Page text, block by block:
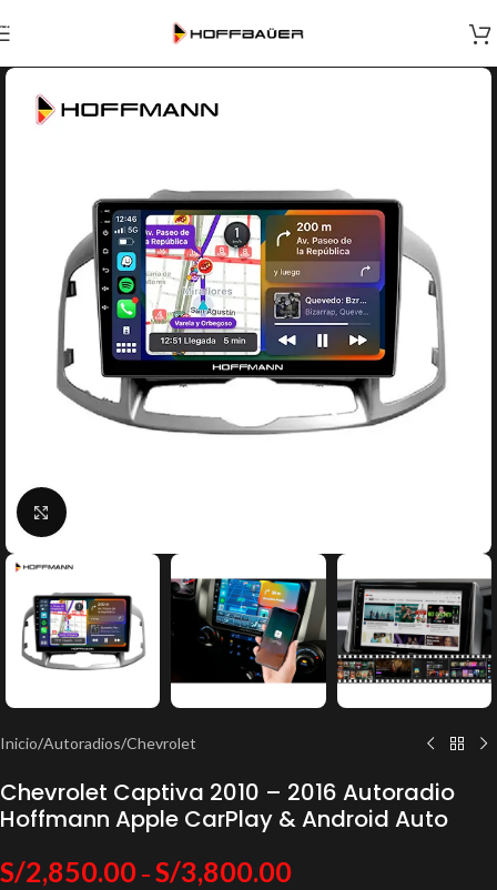
Skip to navigation
Skip to main content
Click to enlarge
Inicio/Autoradios/Chevrolet
Chevrolet Captiva 2010 – 2016 Autoradio
Hoffmann Apple CarPlay & Android Auto
S/2,850.00 – S/3,800.00